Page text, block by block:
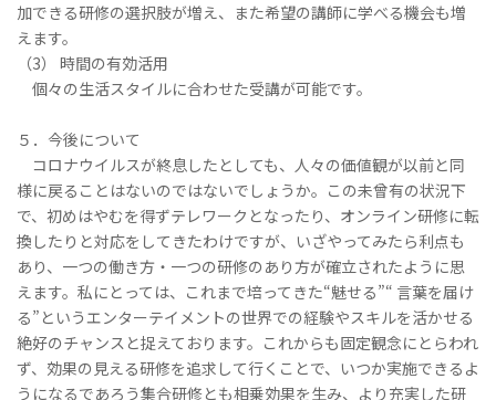
加できる研修の選択肢が増え、また希望の講師に学べる機会も増
えます。
（3） 時間の有効活用
個々の生活スタイルに合わせた受講が可能です。
５．今後について
コロナウイルスが終息したとしても、人々の価値観が以前と同
様に戻ることはないのではないでしょうか。この未曾有の状況下
で、初めはやむを得ずテレワークとなったり、オンライン研修に転
換したりと対応をしてきたわけですが、いざやってみたら利点も
あり、一つの働き方・一つの研修のあり方が確立されたように思
えます。私にとっては、これまで培ってきた“魅せる”“ 言葉を届け
る”というエンターテイメントの世界での経験やスキルを活かせる
絶好のチャンスと捉えております。これからも固定観念にとらわれ
ず、効果の見える研修を追求して行くことで、いつか実施できるよ
うになるであろう集合研修とも相乗効果を生み、より充実した研